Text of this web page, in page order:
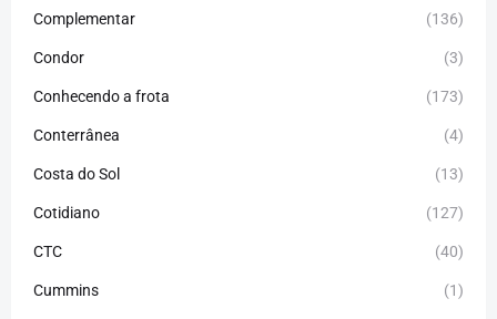
Complementar (136)
Condor (3)
Conhecendo a frota (173)
Conterrânea (4)
Costa do Sol (13)
Cotidiano (127)
CTC (40)
Cummins (1)